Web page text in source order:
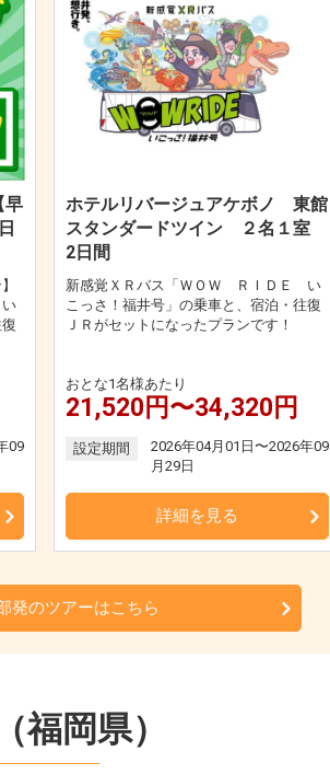
早
09
ホテルリバージュアケボノ 東館
スタンダードツイン ２名１室
2日間
新感覚ＸＲバス「ＷＯＷ ＲＩＤＥ い
こっさ！福井号」の乗車と、宿泊・往復
ＪＲがセットになったプランです！
おとな1名様あたり
21,520円〜34,320円
設定期間
2026年04月01日〜2026年09
月29日
詳細を見る
発のツアーはこちら
福岡県）